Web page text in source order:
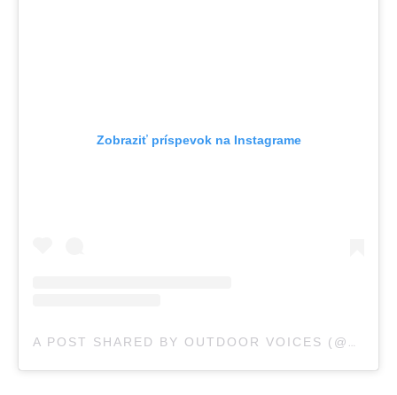
Zobraziť príspevok na Instagrame
A POST SHARED BY OUTDOOR VOICES (@OUTDOORVOICES)